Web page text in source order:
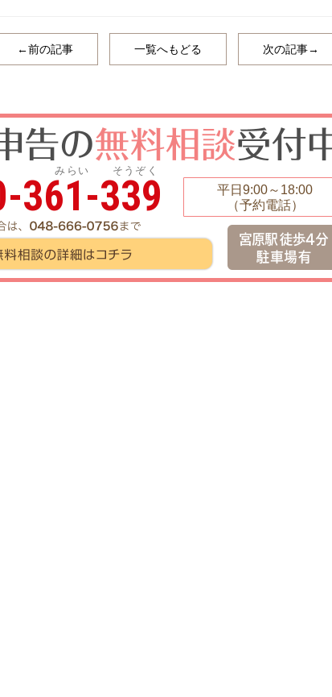
←前の記事 一覧へもどる 次の記事→
みらい そうぞく
361-339
平日9:00～18:00
（予約電話）